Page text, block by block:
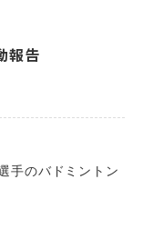
報告